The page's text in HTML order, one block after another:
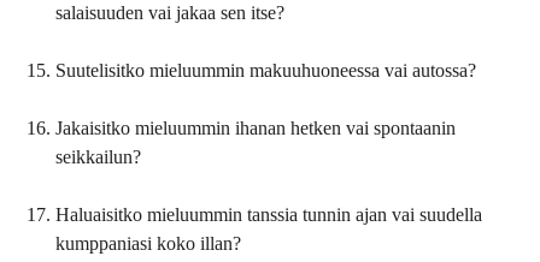
salaisuuden vai jakaa sen itse?
Suutelisitko mieluummin makuuhuoneessa vai autossa?
Jakaisitko mieluummin ihanan hetken vai spontaanin
seikkailun?
Haluaisitko mieluummin tanssia tunnin ajan vai suudella
kumppaniasi koko illan?